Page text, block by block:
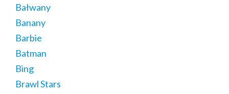
Bałwany
Banany
Barbie
Batman
Bing
Brawl Stars